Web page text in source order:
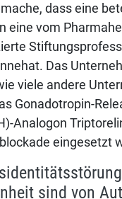
dass eine
eine vom
Das
viele andere
Gonadotropin-
Analogon
eingesetzt
sind von